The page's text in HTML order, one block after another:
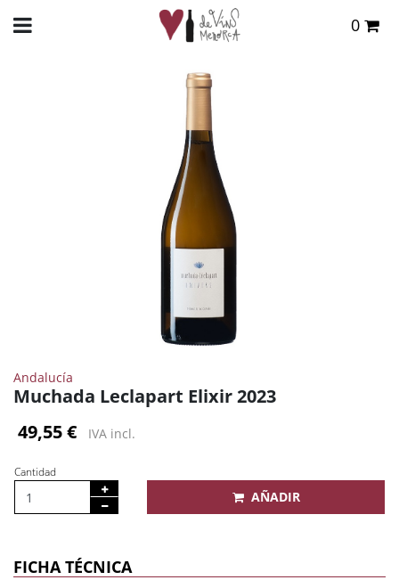
0
VER CESTA
Andalucía
Muchada Leclapart Elixir 2023
49,55 €
IVA incl.
Cantidad
AÑADIR
FICHA TÉCNICA